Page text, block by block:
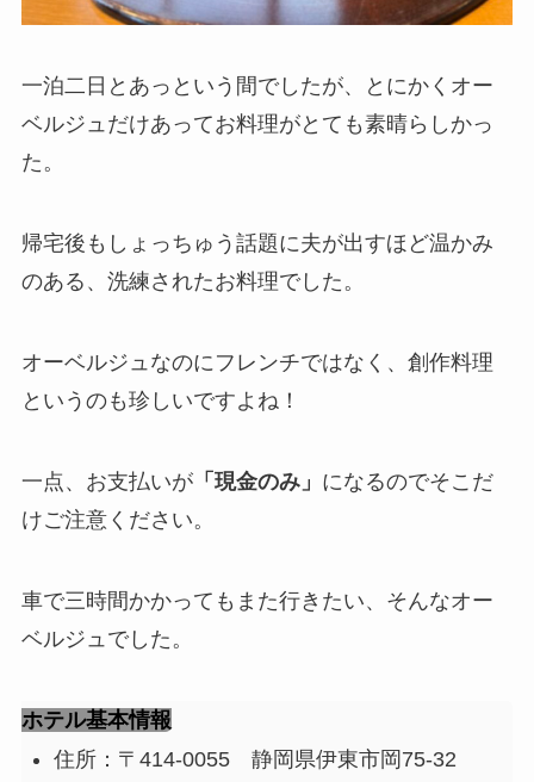
一泊二日とあっという間でしたが、とにかくオー
ベルジュだけあってお料理がとても素晴らしかっ
た。
帰宅後もしょっちゅう話題に夫が出すほど温かみ
のある、洗練されたお料理でした。
オーベルジュなのにフレンチではなく、創作料理
というのも珍しいですよね！
一点、お支払いが「現金のみ」 になるのでそこだ
けご注意ください。
車で三時間かかってもまた行きたい、そんなオー
ベルジュでした。
ホテル基本情報
住所：〒414-0055 静岡県伊東市岡75-32